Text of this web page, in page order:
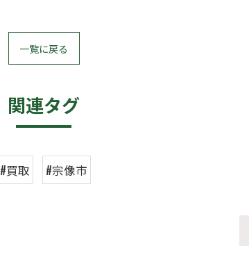
一覧に戻る
関連タグ
#買取 #宗像市